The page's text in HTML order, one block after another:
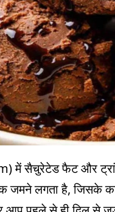
में सैचुरेटेड फैट और
जमने लगता है, जिसके